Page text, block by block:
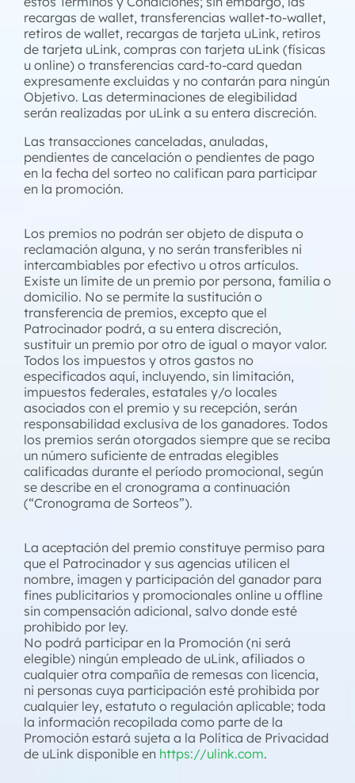
recargas de wallet, transferencias wallet-to-wallet,
retiros de wallet, recargas de tarjeta uLink, retiros
de tarjeta uLink, compras con tarjeta uLink (físicas
u online) o transferencias card-to-card quedan
expresamente excluidas y no contarán para ningún
Objetivo. Las determinaciones de elegibilidad
serán realizadas por uLink a su entera discreción.
Las transacciones canceladas, anuladas,
pendientes de cancelación o pendientes de pago
en la fecha del sorteo no califican para participar
en la promoción.
Los premios no podrán ser objeto de disputa o
reclamación alguna, y no serán transferibles ni
intercambiables por efectivo u otros artículos.
Existe un límite de un premio por persona, familia o
domicilio. No se permite la sustitución o
transferencia de premios, excepto que el
Patrocinador podrá, a su entera discreción,
sustituir un premio por otro de igual o mayor valor.
Todos los impuestos y otros gastos no
especificados aquí, incluyendo, sin limitación,
impuestos federales, estatales y/o locales
asociados con el premio y su recepción, serán
responsabilidad exclusiva de los ganadores. Todos
los premios serán otorgados siempre que se reciba
un número suficiente de entradas elegibles
calificadas durante el período promocional, según
se describe en el cronograma a continuación
(“Cronograma de Sorteos”).
La aceptación del premio constituye permiso para
que el Patrocinador y sus agencias utilicen el
nombre, imagen y participación del ganador para
fines publicitarios y promocionales online u offline
sin compensación adicional, salvo donde esté
prohibido por ley.
No podrá participar en la Promoción (ni será
elegible) ningún empleado de uLink, afiliados o
cualquier otra compañía de remesas con licencia,
ni personas cuya participación esté prohibida por
cualquier ley, estatuto o regulación aplicable; toda
la información recopilada como parte de la
Promoción estará sujeta a la Política de Privacidad
de uLink disponible en https://ulink.com.